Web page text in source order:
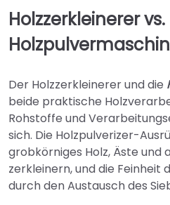
Holzzerkleinerer vs.
Der Holzzerkleinerer und die
beide praktische
Rohstoffe und
sich. Die Holzpulverizer-
grobkörniges Holz, Äste und
zerkleinern, und die Feinheit
durch den Austausch des